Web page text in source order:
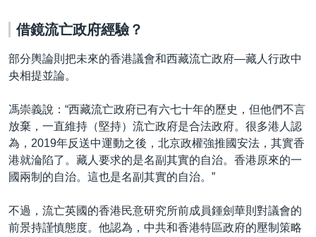
借鏡流亡政府經驗？
部分輿論則把未來的香港議會和西藏流亡政府—藏人行政中
央相提並論。
馮崇義說：“西藏流亡政府已有六七十年的歷史，但他們不言
放棄，一直維持（堅持）流亡政府是合法政府。很多港人認
為，2019年反送中運動之後，北京政權強推國安法，其實香
港就淪陷了。藏人要求的是名副其實的自治。香港原來的一
國兩制的自治。這也是名副其實的自治。”
不過，流亡英國的香港民意研究所前成員鍾劍華則對議會的
前景持謹慎態度。他認為，中共和香港特區政府的壓制策略